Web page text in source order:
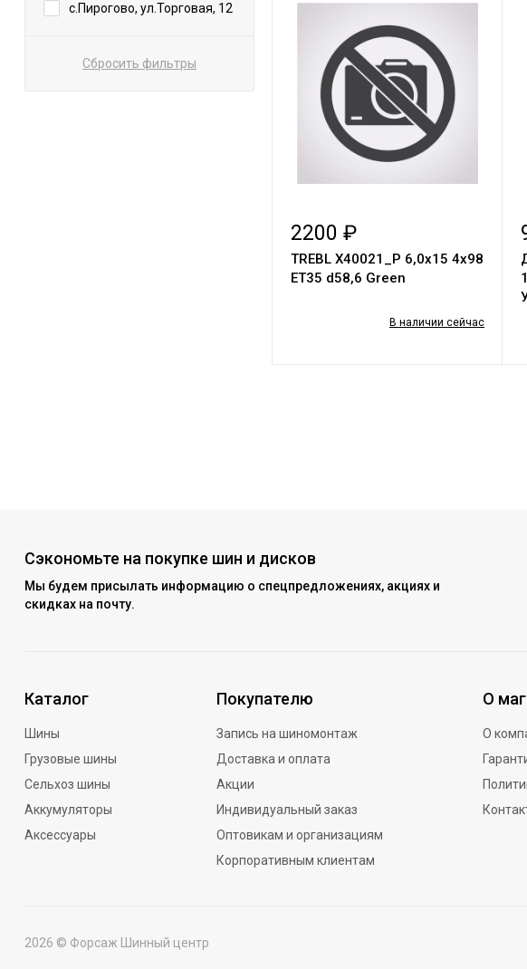
с.Пирогово, ул.Торговая, 12
Сбросить фильтры
2200 ₽
TREBL X40021_P 6,0х15 4х98
ЕТ35 d58,6 Green
В наличии сейчас
Сэкономьте на покупке шин и дисков
Мы будем присылать информацию о спецпредложениях, акциях и
скидках на почту.
Каталог
Шины
Грузовые шины
Сельхоз шины
Аккумуляторы
Аксессуары
Покупателю
Запись на шиномонтаж
Доставка и оплата
Акции
Индивидуальный заказ
Оптовикам и организациям
Корпоративным клиентам
О
О
2026 © Форсаж Шинный центр